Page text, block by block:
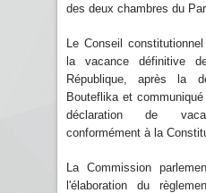
des deux chambres du
Le Conseil
la vacance définitive
République, après la
Bouteflika et
déclaration de
conformément à la
La Commission
l'élaboration du